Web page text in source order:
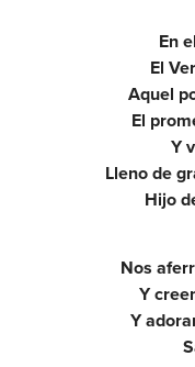
En
El
Aquel
El
Y
Lleno de
Hijo
Nos
Y
Y